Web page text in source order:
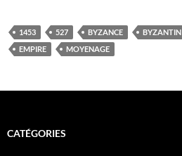
1453 527 BYZANCE BYZANTIN
EMPIRE
MOYENAGE
CATÉGORIES